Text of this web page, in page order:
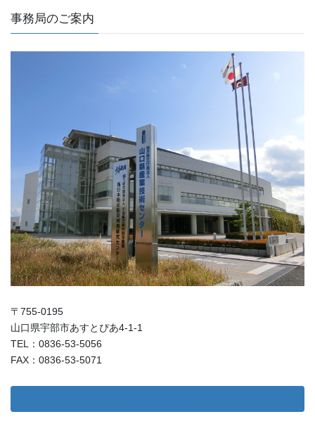
事務局のご案内
〒755-0195
山口県宇部市あすとぴあ4-1-1
TEL：0836-53-5056
FAX：0836-53-5071